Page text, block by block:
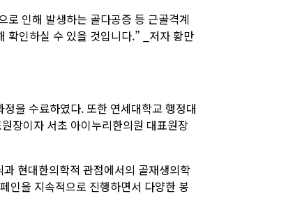
로 인해 발생하는 골다공증 등 근골격계
확인하실 수 있을 것입니다.” _저자 황만
을 수료하였다. 또한 연세대학교 행정대
장이자 서초 아이누리한의원 대표원장
현대한의학적 관점에서의 골재생의학
인을 지속적으로 진행하면서 다양한 봉